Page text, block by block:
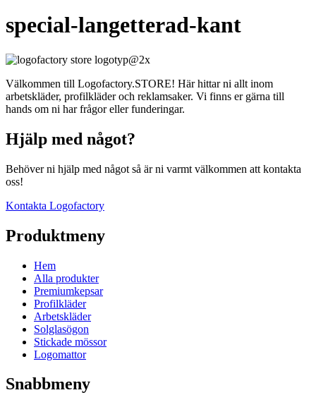
special-langetterad-kant
Välkommen till Logofactory.STORE! Här hittar ni allt inom
arbetskläder, profilkläder och reklamsaker. Vi finns er gärna till
hands om ni har frågor eller funderingar.
Hjälp med något?
Behöver ni hjälp med något så är ni varmt välkommen att kontakta
oss!
Kontakta Logofactory
Produktmeny
Hem
Alla produkter
Premiumkepsar
Profilkläder
Arbetskläder
Solglasögon
Stickade mössor
Logomattor
Snabbmeny